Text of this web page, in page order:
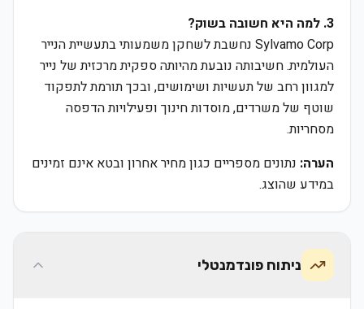
3. למה היא חשובה בשוק?
Sylvamo Corp נחשבת לשחקן משמעותי בתעשיית הנייר
העולמית. חשיבותה נובעת מהיותה ספקית מרכזית של נייר
למגוון רחב של תעשיות ושימושים, ובכך תורמת לתפקוד
שוטף של משרדים, מוסדות חינוך ופעילויות הדפסה
מסחריות.
הערה: נתונים מספריים כגון מחיר אחרון ובטא אינם זמינים
במידע שהוצג.
ניתוח פונדמנטלי